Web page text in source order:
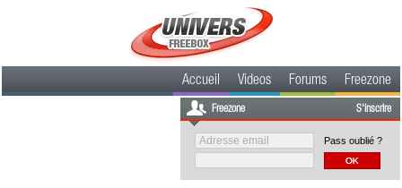
Accueil Videos Forums Freezone
Freezone S'inscrire
Pass oublié ?